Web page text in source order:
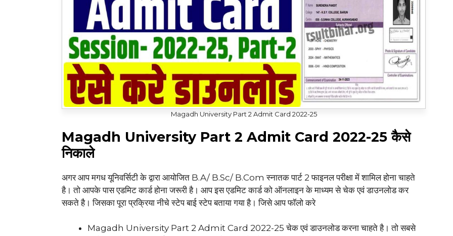
Magadh University Part 2 Admit Card 2022-25
Magadh University Part 2 Admit Card 2022-25 कैसे
निकाले
अगर आप मगध यूनिवर्सिटी के द्वारा आयोजित B.A/ B.Sc/ B.Com स्नातक पार्ट 2 फाइनल परीक्षा में शामिल होना चाहते
है। तो आपके पास एडमिट कार्ड होना जरूरी है। आप इस एडमिट कार्ड को ऑनलाइन के माध्यम से चेक एवं डाउनलोड कर
सकते है। जिसका पूरा प्रक्रिया नीचे स्टेप बाई स्टेप बताया गया है। जिसे आप फॉलो करे
Magadh University Part 2 Admit Card 2022-25 चेक एवं डाउनलोड करना चाहते है। तो सबसे